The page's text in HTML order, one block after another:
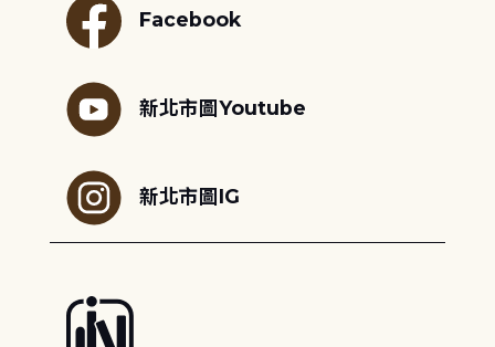
Facebook
新北市圖Youtube
新北市圖IG